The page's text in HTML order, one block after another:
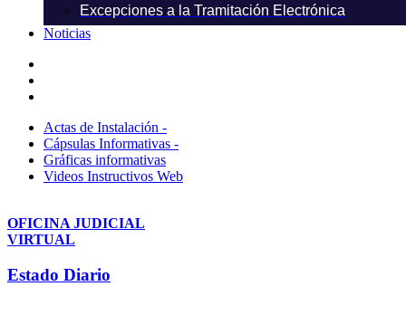
Excepciones a la Tramitación Electrónica
Noticias
Actas de Instalación -
Cápsulas Informativas -
Gráficas informativas
Videos Instructivos Web
OFICINA JUDICIAL
VIRTUAL
Estado Diario